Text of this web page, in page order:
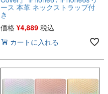
ース 本革 ネックストラップ付
き
価格 ¥4,889 税込
カートに入れる